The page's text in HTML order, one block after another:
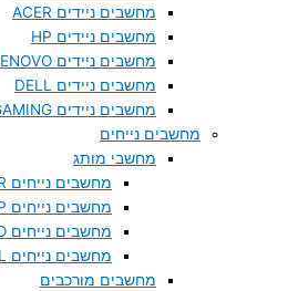
מחשבים ניידים ACER
מחשבים ניידים HP
מחשבים ניידים LENOVO
מחשבים ניידים DELL
מחשבים ניידים GAMING
מחשבים נייחים
מחשבי מותג
מחשבים נייחים ACER
מחשבים נייחים HP
מחשבים נייחים LENOVO
מחשבים נייחים DELL
מחשבים מורכבים